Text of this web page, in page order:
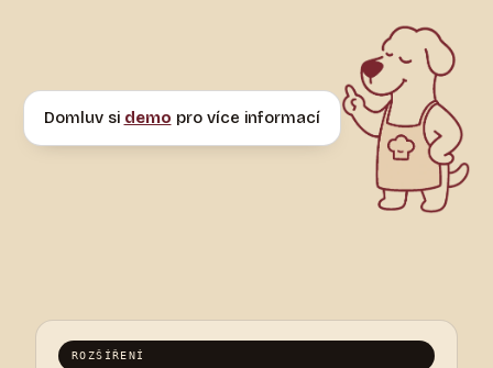
Domluv si demo pro více informací
ROZŠÍŘENÍ